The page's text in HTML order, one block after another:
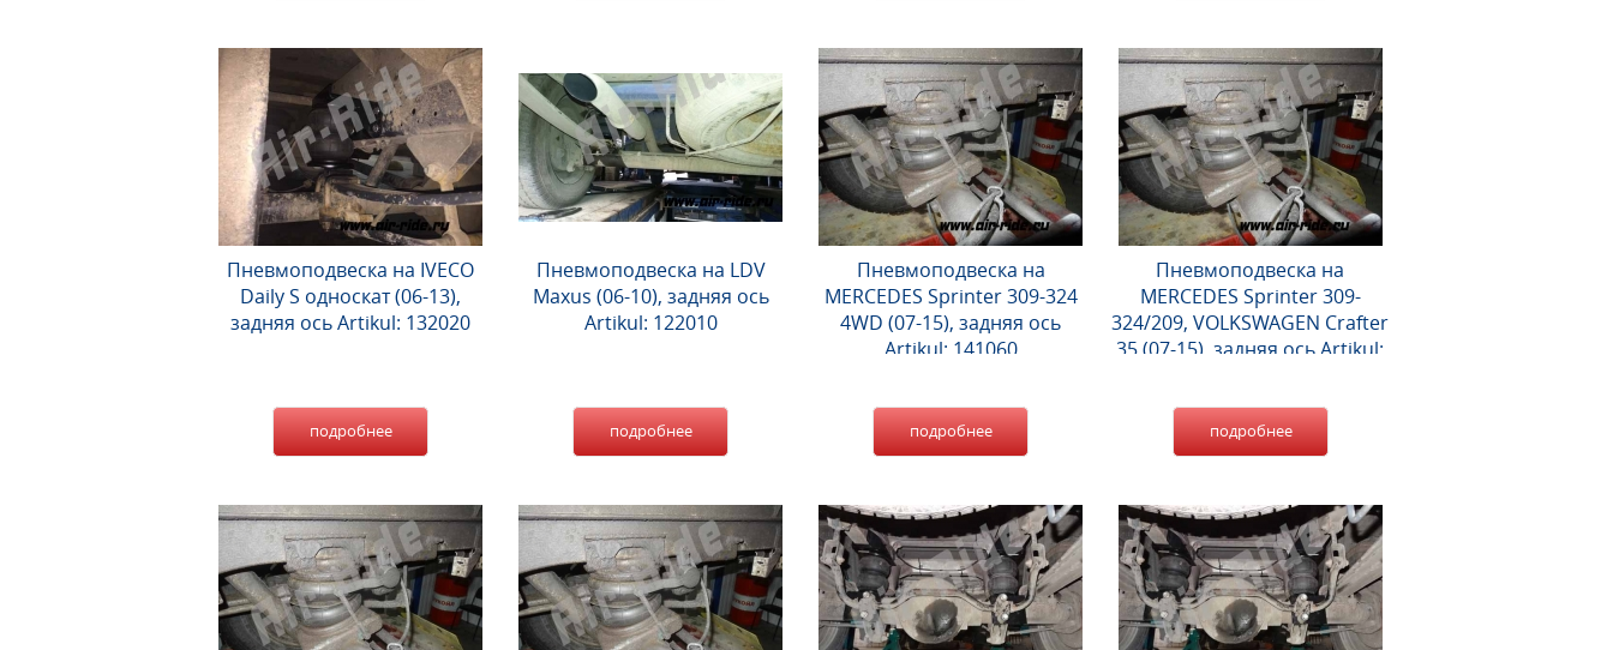
Пневмоподвеска на IVECO
Daily S односкат (06-13),
задняя ось Artikul: 132020
подробнее
Пневмоподвеска на LDV
Maxus (06-10), задняя ось
Artikul: 122010
подробнее
Пневмоподвеска на
MERCEDES Sprinter 309-324
4WD (07-15), задняя ось
Artikul: 141060
подробнее
Пневмоподвеска на
MERCEDES Sprinter 309-
324/209, VOLKSWAGEN Crafter
35 (07-15), задняя ось Artikul:
подробнее